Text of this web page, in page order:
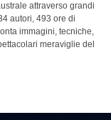
attraverso grandi
autori, 493 ore di
immagini, tecniche,
meraviglie del